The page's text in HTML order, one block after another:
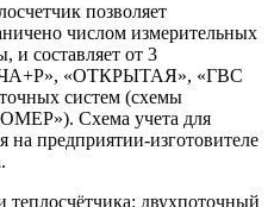
позволяет
числом измерительных
и составляет от 3
«ОТКРЫТАЯ», «ГВС
систем (схемы
Схема учета для
на предприятии-изготовителе
двухпоточный